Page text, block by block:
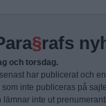
§rafs
och torsdag.
har publicerat och
inte publiceras på
inte ut